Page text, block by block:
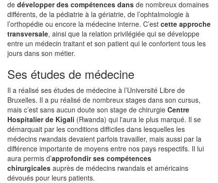
de développer des compétences dans de nombreux domaines
différents, de la pédiatrie à la gériatrie, de l’ophtalmologie à
l’orthopédie ou encore la médecine interne. C’est cette approche
transversale, ainsi que la relation privilégiée qui se développe
entre un médecin traitant et son patient qui le confortent tous les
jours dans son métier.
Ses études de médecine
Il a réalisé ses études de médecine à l’Université Libre de
Bruxelles. Il a pu réalisé de nombreux stages dans son cursus,
mais c’est sans aucun doute son stage de chirurgie Centre
Hospitalier de Kigali (Rwanda) qui l'aura le plus marqué. Il se
démarquait par les conditions difficiles dans lesquelles les
médecins rwandais devaient parfois travailler, mais aussi par la
différence importante de moyens entre nos pays respectifs. Il lui
aura permis d’approfondir ses compétences
chirurgicales auprès de médecins rwandais et américains
dévoués pour leurs patients.